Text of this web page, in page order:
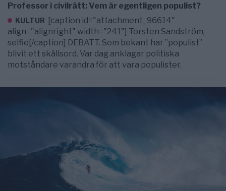
Professor i civilrätt: Vem är egentligen populist?
KULTUR [caption id="attachment_96614"
align="alignright" width="241"] Torsten Sandström,
selfie[/caption] DEBATT. Som bekant har ”populist”
blivit ett skällsord. Var dag anklagar politiska
motståndare varandra för att vara populister.